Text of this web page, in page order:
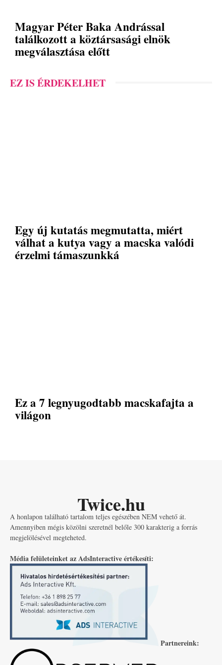
Magyar Péter Baka Andrással
találkozott a köztársasági elnök
megválasztása előtt
EZ IS ÉRDEKELHET
Egy új kutatás megmutatta, miért
válhat a kutya vagy a macska valódi
érzelmi támaszunkká
Ez a 7 legnyugodtabb macskafajta a
világon
Twice.hu
A honlapon található tartalom teljes egészében NEM vehető át.
Amennyiben mégis közölni szeretnél belőle 300 karakterig a forrás
megjelölésével megteheted.
Média felületeinket az AdsInteractive értékesíti:
Partnereink: